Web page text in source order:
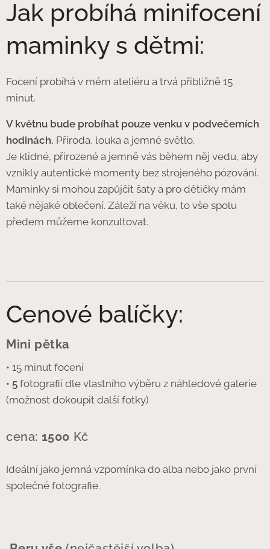
Jak probíhá minifocení
maminky s dětmi:
Focení probíhá v mém ateliéru a trvá přibližně 15
minut.
V květnu bude probíhat pouze venku v podvečerních
hodinách. Příroda, louka a jemné světlo.
Je klidné, přirozené a jemně vás během něj vedu, aby
vznikly autentické momenty bez strojeného pózování.
Maminky si mohou zapůjčit šaty a pro dětičky mám
také nějaké oblečení. Záleží na věku, to vše spolu
předem můžeme konzultovat.
Cenové balíčky:
Mini pětka
• 15 minut focení
• 5 fotografií dle vlastního výběru z náhledové galerie
(možnost dokoupit další fotky)
cena: 1500 Kč
Ideální jako jemná vzpomínka do alba nebo jako první
společné fotografie.